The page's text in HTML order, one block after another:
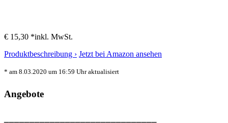
€ 15,30 *inkl. MwSt.
Produktbeschreibung › Jetzt bei Amazon ansehen
* am 8.03.2020 um 16:59 Uhr aktualisiert
Angebote